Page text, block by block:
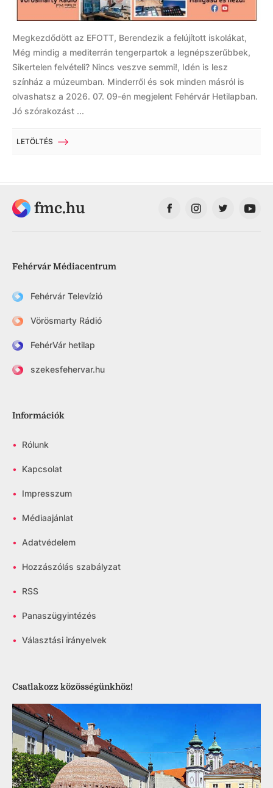
Megkezdődött az EFOTT, Berendezik a felújított iskolákat,
Még mindig a mediterrán tengerpartok a legnépszerűbbek,
Sikertelen felvételi? Nincs veszve semmi!, Idén is lesz
színház a múzeumban. Minderről és sok minden másról is
olvashatsz a 2026. 07. 09-én megjelent Fehérvár Hetilapban.
Jó szórakozást ...
LETÖLTÉS
fmc.hu
Fehérvár Médiacentrum
Fehérvár Televízió
Vörösmarty Rádió
FehérVár hetilap
szekesfehervar.hu
Információk
• Rólunk
• Kapcsolat
• Impresszum
• Médiaajánlat
• Adatvédelem
• Hozzászólás szabályzat
• RSS
• Panaszügyintézés
• Választási irányelvek
Csatlakozz közösségünkhöz!